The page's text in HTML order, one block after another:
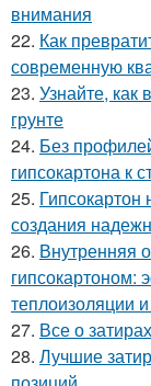
внимания
22. Как
современную
23. Узнайте,
грунте
24. Без
гипсокартона к
25.
создания
26. Внутренняя
гипсокартоном:
теплоизоляции
27. Все о
28. Лучшие